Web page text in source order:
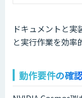
ドキュメントと
と実行作業を効率
動作要件の確